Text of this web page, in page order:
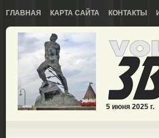
ГЛАВНАЯ КАРТА САЙТА КОНТАКТЫ
5 июня 2025 г.